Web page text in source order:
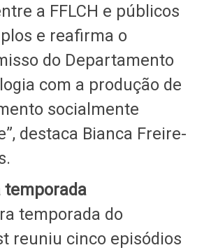
a FFLCH e públicos
e reafirma o
do Departamento
com a produção de
socialmente
destaca Bianca Freire-
temporada
temporada do
reuniu cinco episódios